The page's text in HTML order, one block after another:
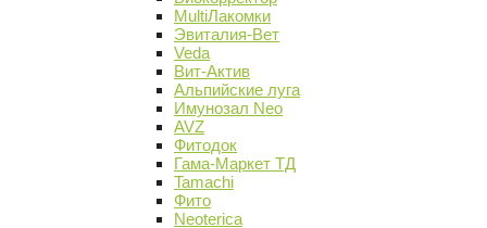
MultiЛакомки
Эвиталия-Вет
Veda
Вит-Актив
Альпийские луга
Имунозал Neo
AVZ
Фитодок
Гама-Маркет ТД
Tamachi
Фито
Neoterica